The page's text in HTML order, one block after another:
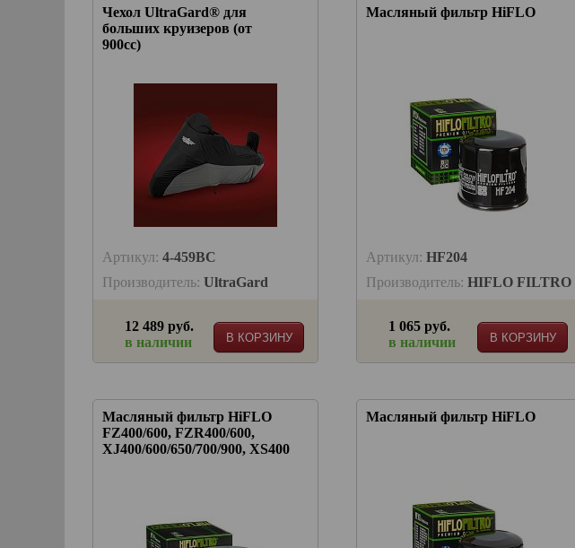
Чехол UltraGard® для
больших круизеров (от
900сс)
Артикул: 4-459BC
Производитель: UltraGard
В КОРЗИНУ
12 489 руб.
в наличии
Масляный фильтр HiFLO
Артикул: HF204
Производитель: HIFLO FILTRO
В КОРЗИНУ
1 065 руб.
в наличии
Масляный фильтр HiFLO
FZ400/600, FZR400/600,
XJ400/600/650/700/900, XS400
Масляный фильтр HiFLO